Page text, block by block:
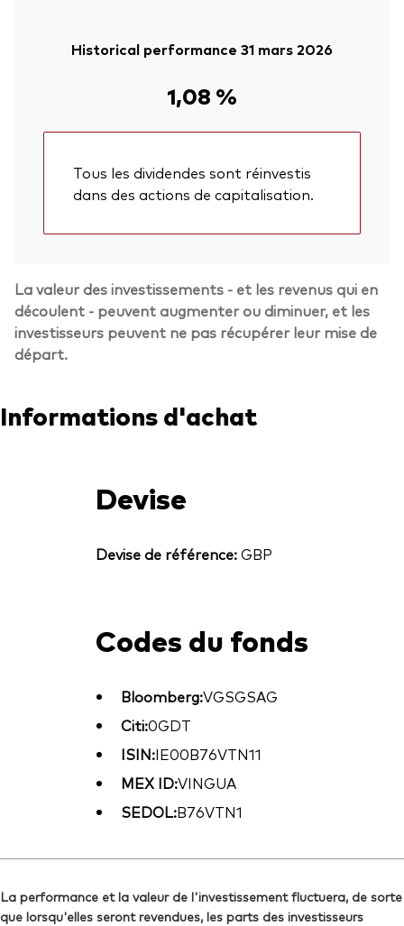
Historical performance 31 mars 2026
1,08 %
Tous les dividendes sont réinvestis
dans des actions de capitalisation.
La valeur des investissements - et les revenus qui en
découlent - peuvent augmenter ou diminuer, et les
investisseurs peuvent ne pas récupérer leur mise de
départ.
Informations d'achat
Devise
Devise de référence:GBP
Codes du fonds
Bloomberg:VGSGSAG
Citi:0GDT
ISIN:IE00B76VTN11
MEX ID:VINGUA
SEDOL:B76VTN1
La performance et la valeur de l'investissement fluctuera, de sorte
que lorsqu'elles seront revendues, les parts des investisseurs